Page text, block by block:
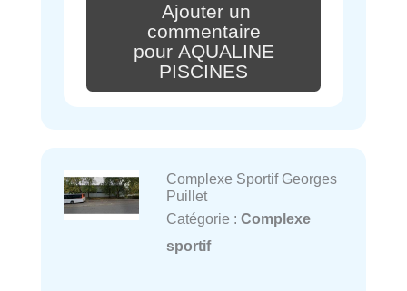
Ajouter un
commentaire
pour AQUALINE
PISCINES
Complexe Sportif Georges
Puillet
Catégorie : Complexe
sportif